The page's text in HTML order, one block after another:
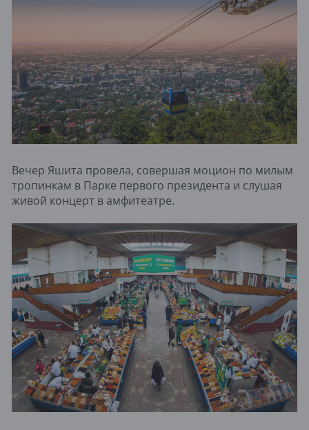
Вечер Яшита провела, совершая моцион по милым
тропинкам в Парке первого президента и слушая
живой концерт в амфитеатре.